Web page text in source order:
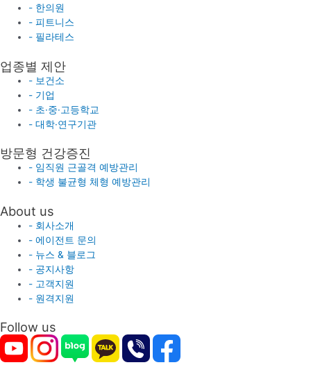
- 한의원
- 피트니스
- 필라테스
업종별 제안
- 보건소
- 기업
- 초·중·고등학교
- 대학·연구기관
방문형 건강증진
- 임직원 근골격 예방관리
- 학생 불균형 체형 예방관리
About us
- 회사소개
- 에이전트 문의
- 뉴스 & 블로그
- 공지사항
- 고객지원
- 원격지원
Follow us